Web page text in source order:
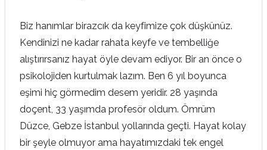
Biz hanımlar birazcık da keyfimize çok düşkünüz.
Kendinizi ne kadar rahata keyfe ve tembelliğe
alıştırırsanız hayat öyle devam ediyor. Bir an önce o
psikolojiden kurtulmak lazım. Ben 6 yıl boyunca
eşimi hiç görmedim desem yeridir. 28 yaşında
doçent, 33 yaşımda profesör oldum. Ömrüm
Düzce, Gebze İstanbul yollarında geçti. Hayat kolay
bir şeyle olmuyor ama hayatımızdaki tek engel